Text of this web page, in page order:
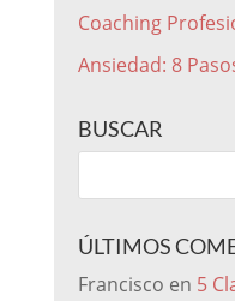
Coaching
Ansiedad: 8
BUSCAR
ÚLTIMOS
Francisco en 5